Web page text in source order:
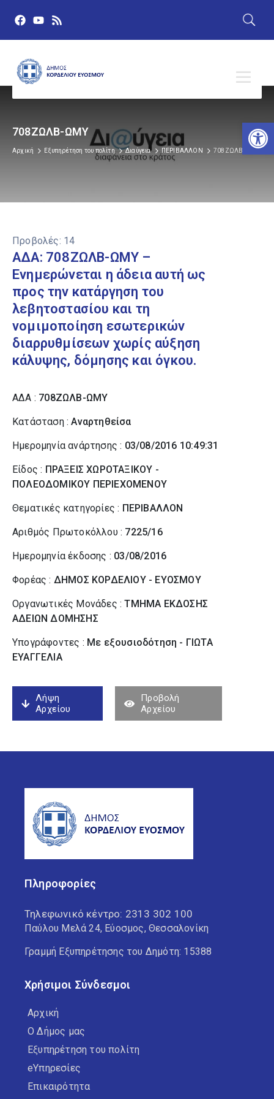
708ΖΩΛΒ-ΩΜΥ
Αρχική Εξυπηρέτηση του πολίτη Διαύγεια ΠΕΡΙΒΑΛΛΟΝ 708ΖΩΛΒ-ΩΜΥ
Προβολές: 14
ΑΔΑ: 708ΖΩΛΒ-ΩΜΥ –
Ενημερώνεται η άδεια αυτή ως
προς την κατάργηση του
λεβητοστασίου και τη
νομιμοποίηση εσωτερικών
διαρρυθμίσεων χωρίς αύξηση
κάλυψης, δόμησης και όγκου.
ΑΔΑ : 708ΖΩΛΒ-ΩΜΥ
Κατάσταση :Αναρτηθείσα
Ημερομηνία ανάρτησης : 03/08/2016 10:49:31
Είδος : ΠΡΑΞΕΙΣ ΧΩΡΟΤΑΞΙΚΟΥ -
ΠΟΛΕΟΔΟΜΙΚΟΥ ΠΕΡΙΕΧΟΜΕΝΟΥ
Θεματικές κατηγορίες : ΠΕΡΙΒΑΛΛΟΝ
Αριθμός Πρωτοκόλλου : 7225/16
Ημερομηνία έκδοσης : 03/08/2016
Φορέας : ΔΗΜΟΣ ΚΟΡΔΕΛΙΟΥ - ΕΥΟΣΜΟΥ
Οργανωτικές Μονάδες :ΤΜΗΜΑ ΕΚΔΟΣΗΣ
ΑΔΕΙΩΝ ΔΟΜΗΣΗΣ
Υπογράφοντες : Με εξουσιοδότηση - ΓΙΩΤΑ
ΕΥΑΓΓΕΛΙΑ
Λήψη
Αρχείου
Προβολή
Αρχείου
Πληροφορίες
Τηλεφωνικό κέντρο: 2313 302 100
Παύλου Μελά 24, Εύοσμος, Θεσσαλονίκη
Γραμμή Εξυπηρέτησης του Δημότη: 15388
Χρήσιμοι Σύνδεσμοι
Αρχική
Ο Δήμος μας
Εξυπηρέτηση του πολίτη
eΥπηρεσίες
Επικαιρότητα